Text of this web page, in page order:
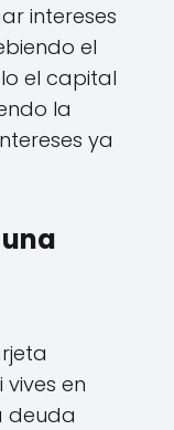
intereses
el
el capital
la
ya
en
deuda